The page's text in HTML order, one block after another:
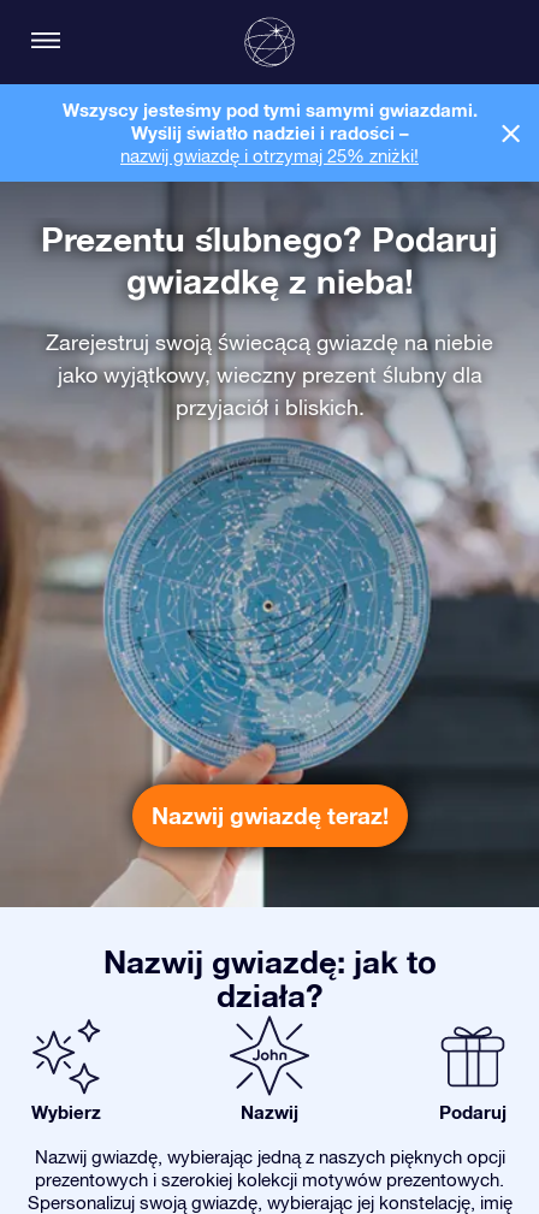
Wszyscy jesteśmy pod tymi samymi gwiazdami.
Wyślij światło nadziei i radości –
nazwij gwiazdę i otrzymaj 25% zniżki!
Prezentu ślubnego? Podaruj
gwiazdkę z nieba!
Zarejestruj swoją świecącą gwiazdę na niebie
jako wyjątkowy, wieczny prezent ślubny dla
przyjaciół i bliskich.
Nazwij gwiazdę teraz!
Nazwij gwiazdę: jak to
działa?
Wybierz Nazwij Podaruj
Nazwij gwiazdę, wybierając jedną z naszych pięknych opcji
prezentowych i szerokiej kolekcji motywów prezentowych.
Spersonalizuj swoją gwiazdę, wybierając jej konstelację, imię